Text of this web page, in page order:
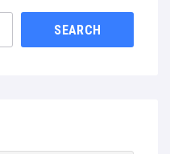
SEARCH